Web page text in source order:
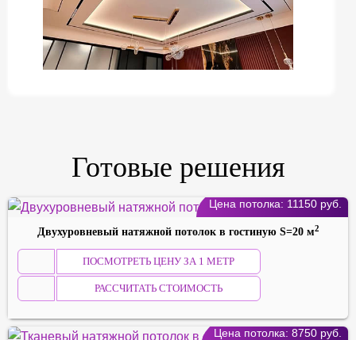
Готовые решения
Цена потолка: 11150 руб.
Двухуровневый натяжной потолок в гостиную S=20 м2
ПОСМОТРЕТЬ ЦЕНУ ЗА 1 МЕТР
РАССЧИТАТЬ СТОИМОСТЬ
Цена потолка: 8750 руб.